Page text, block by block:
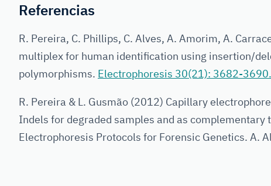
Referencias
R. Pereira, C. Phillips, C. Alves, A. Amorim, A.
multiplex for human identification using insertion/
polymorphisms. Electrophoresis 30(21): 3682-3690.
R. Pereira & L. Gusmão (2012) Capillary
Indels for degraded samples and as
Electrophoresis Protocols for Forensic Genetics. A.